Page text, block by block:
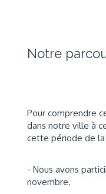
Notre
Pour comprendre
dans notre ville à
cette période de
- Nous avons
novembre.